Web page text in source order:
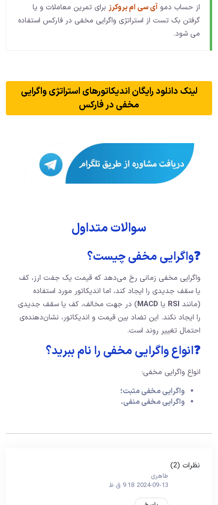
از حساب دمو آی سی ام بروکرز برای تمرین معاملات و یا
گرفتن بک تست از استراتژی واگرایی مخفی در فارکس استفاده
می شود.
لینک دانلود رایگان اندیکاتورهای استراتژی واگرایی
مخفی در فارکس
سوالات متداول
❓واگرایی مخفی چیست؟
واگرایی مخفی زمانی رخ می‌دهد که قیمت یک جفت ارز، کف
یا سقف جدیدی را ایجاد کند، اما اندیکاتور مورد استفاده
(مانند RSI یا MACD) در جهت مخالف، کف یا سقف جدیدی
را ایجاد نکند. این تضاد بین قیمت و اندیکاتور، نشان‌دهنده‌ی
احتمال تغییر روند است.
❓انواع واگرایی مخفی را نام ببرید؟
انواع واگرایی مخفی:
واگرایی مخفی مثبت؛
واگرایی مخفی منفی.
نظرات (2)
طاهری
2024-09-13 9:18 ق.ظ